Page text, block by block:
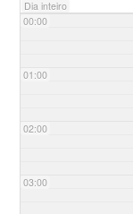
Dia inteiro
00:00
01:00
02:00
03:00